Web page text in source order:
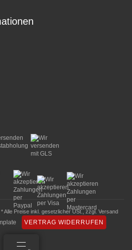
* Alle Preise inkl. gesetzlicher USt., zzgl. Versand
VERTRAG WIDERRUFEN